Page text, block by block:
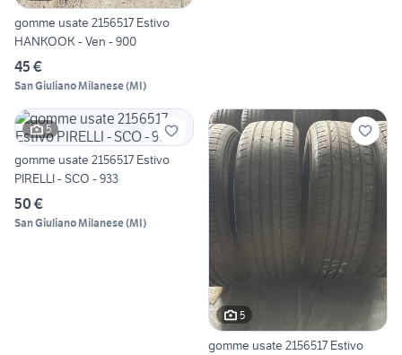
gomme usate 2156517 Estivo
HANKOOK - Ven - 900
45 €
San Giuliano Milanese(MI)
5
gomme usate 2156517 Estivo
PIRELLI - SCO - 933
50 €
San Giuliano Milanese(MI)
5
gomme usate 2156517 Estivo